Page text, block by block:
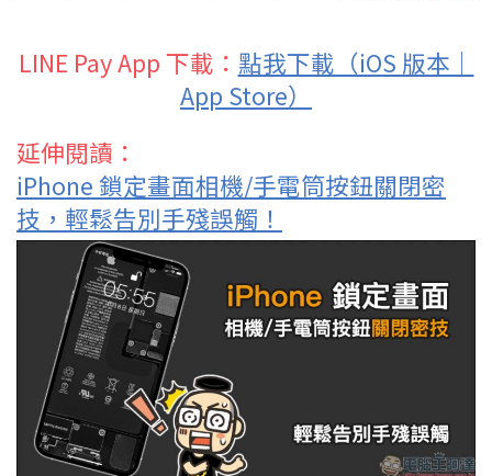
LINE Pay App 下載： 點我下載（iOS 版本｜
App Store）
延伸閱讀：
iPhone 鎖定畫面相機/手電筒按鈕關閉密
技，輕鬆告別手殘誤觸！